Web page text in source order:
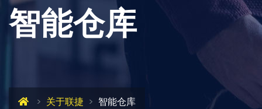
智能仓库
关于联捷 智能仓库